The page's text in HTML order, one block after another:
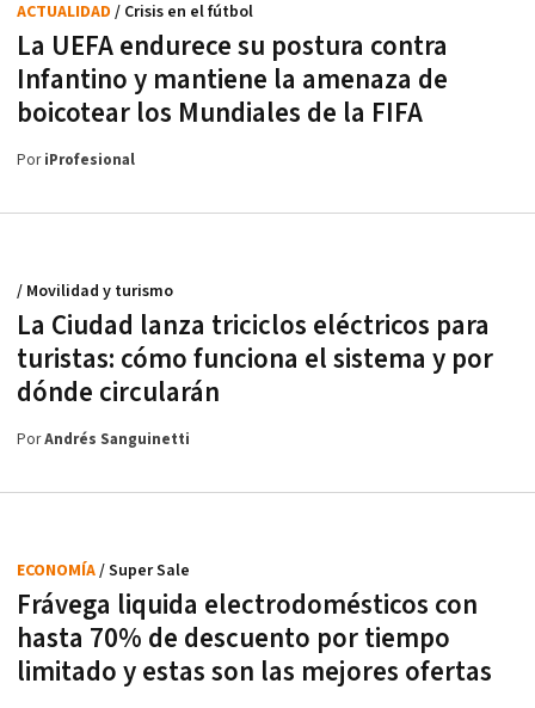
La UEFA endurece su postura contra
Infantino y mantiene la amenaza de
boicotear los Mundiales de la FIFA
ACTUALIDAD / Crisis en el fútbol
PoriProfesional
La Ciudad lanza triciclos eléctricos para
turistas: cómo funciona el sistema y por
dónde circularán
/ Movilidad y turismo
PorAndrés Sanguinetti
Frávega liquida electrodomésticos con
hasta 70% de descuento por tiempo
limitado y estas son las mejores ofertas
ECONOMÍA/ Super Sale